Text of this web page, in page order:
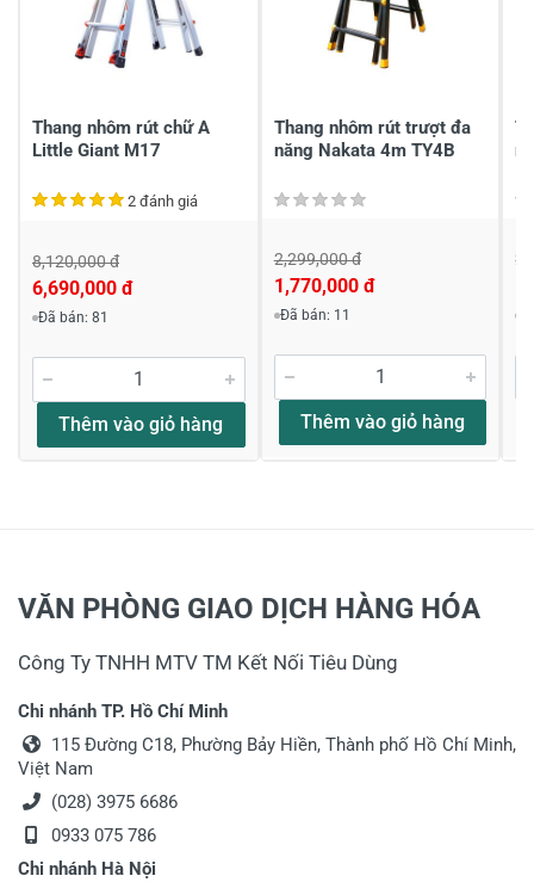
Thang nhôm rút chữ A
Little Giant M17
2 đánh giá
8,120,000 đ
6,690,000 đ
Đã bán: 81
Thêm vào giỏ hàng
Thang nhôm rút trượt đa
năng Nakata 4m TY4B
2,299,000 đ
1,770,000 đ
Đã bán: 11
Thêm vào giỏ hàng
VĂN PHÒNG GIAO DỊCH HÀNG HÓA
Công Ty TNHH MTV TM Kết Nối Tiêu Dùng
Chi nhánh TP. Hồ Chí Minh
115 Đường C18, Phường Bảy Hiền, Thành phố Hồ Chí Minh,
Việt Nam
(028) 3975 6686
0933 075 786
Chi nhánh Hà Nội